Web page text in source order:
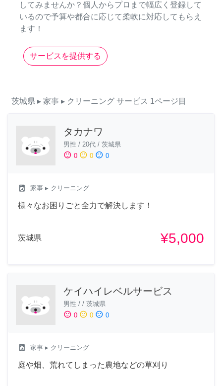
してみませんか？個人からプロまで幅広く登録して
いるので予算や都合に応じて柔軟に対応してもらえ
ます！
サービスを提供する
茨城県 ▸ 家事 ▸ クリーニング サービス 1ページ目
タカナワ
男性 / 20代 / 茨城県
sentiment_satisfied 0 sentiment_neutral 0 sentiment_dissatisfied 0
local_laundry_service 家事 ▸ クリーニング
様々なお困りごと全力で解決します！
茨城県 ¥5,000
ケイハイレベルサービス
男性 / / 茨城県
sentiment_satisfied 0 sentiment_neutral 0 sentiment_dissatisfied 0
local_laundry_service 家事 ▸ クリーニング
庭や畑、荒れてしまった農地などの草刈り